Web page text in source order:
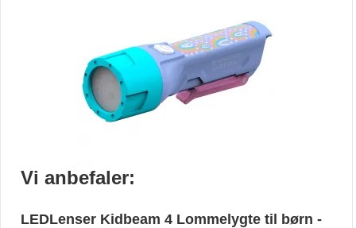
Vi anbefaler:
LEDLenser Kidbeam 4 Lommelygte til børn -